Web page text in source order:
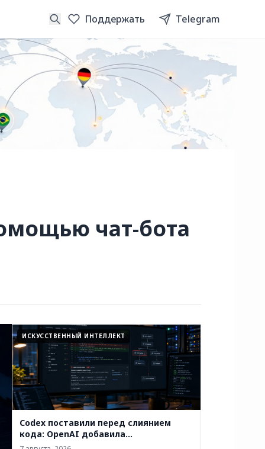
Поддержать Telegram
чат-бота
ИСКУССТВЕННЫЙ ИНТЕЛЛЕКТ
Codex поставили перед слиянием
кода: OpenAI добавила
автоматическую проверку PR на